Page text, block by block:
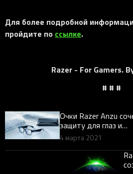
Для более подробной
пройдите по ссылке.
Razer - For Gamers.
# # #
Очки Razer Anzu
защиту для глаз и
передачу звука в
стильном решении
4 марта 2021